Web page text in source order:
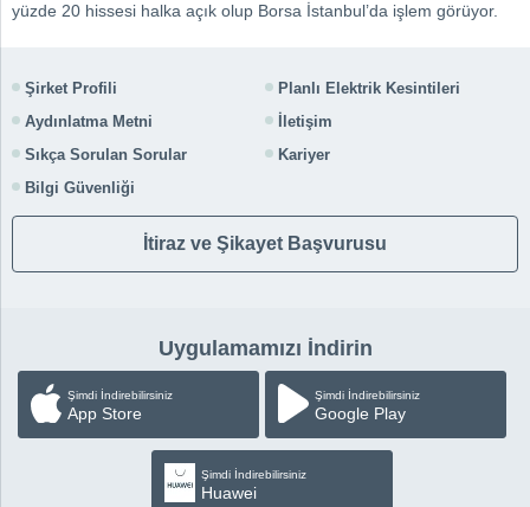
yüzde 20 hissesi halka açık olup Borsa İstanbul’da işlem görüyor.
Şirket Profili
Planlı Elektrik Kesintileri
Aydınlatma Metni
İletişim
Sıkça Sorulan Sorular
Kariyer
Bilgi Güvenliği
İtiraz ve Şikayet Başvurusu
Uygulamamızı İndirin
Şimdi İndirebilirsiniz
App Store
Şimdi İndirebilirsiniz
Google Play
Şimdi İndirebilirsiniz
Huawei